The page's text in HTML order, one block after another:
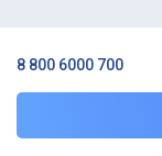
8 800 6000 700